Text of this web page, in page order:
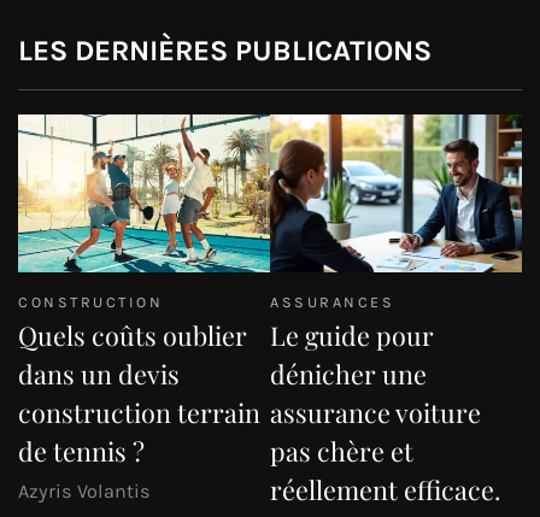
LES DERNIÈRES PUBLICATIONS
CONSTRUCTION
Quels coûts oublier
dans un devis
construction terrain
de tennis ?
Azyris Volantis
ASSURANCES
Le guide pour
dénicher une
assurance voiture
pas chère et
réellement efficace.